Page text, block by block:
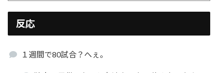
反応
１週間で80試合？へぇ。